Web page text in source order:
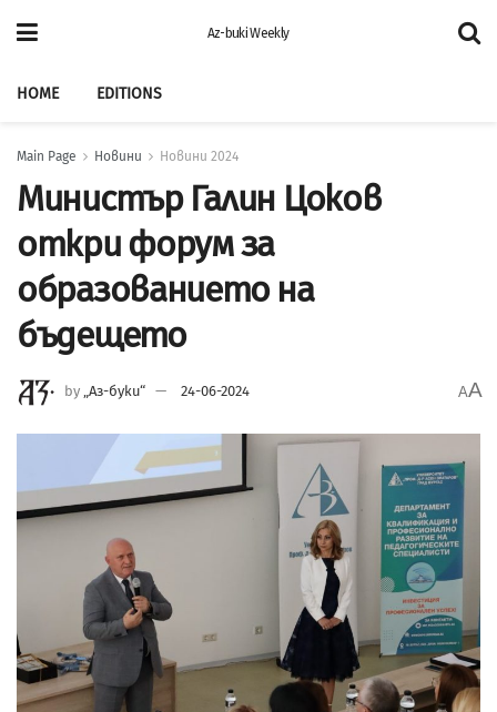
Az-buki Weekly
HOME EDITIONS
Main Page Новини Новини 2024
Министър Галин Цоков
откри форум за
образованието на
бъдещето
by „Аз-буки“ 24-06-2024 AA